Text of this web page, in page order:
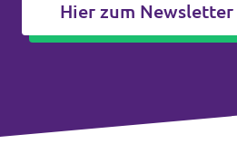
Volt Deutschland
Unsere Events
Presse
Hier zum